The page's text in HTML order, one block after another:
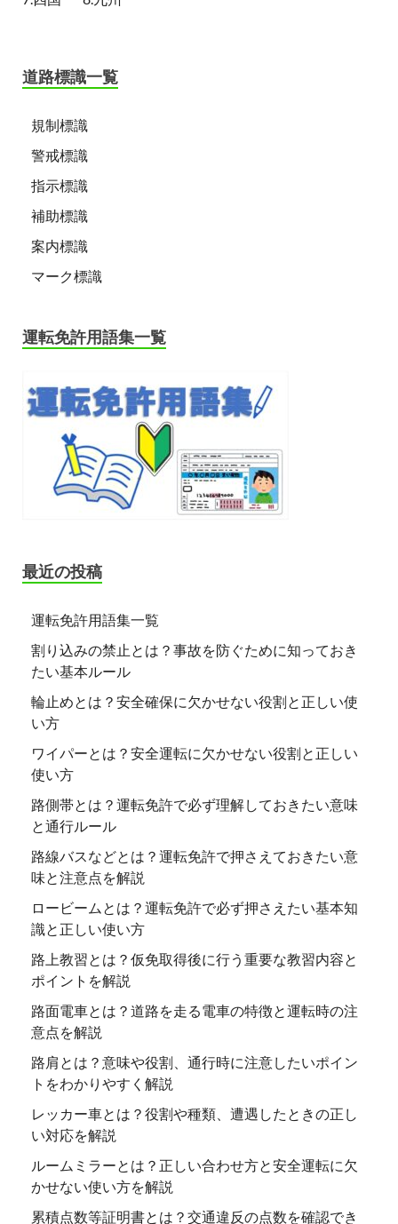
道路標識一覧
規制標識
警戒標識
指示標識
補助標識
案内標識
マーク標識
運転免許用語集一覧
最近の投稿
運転免許用語集一覧
割り込みの禁止とは？事故を防ぐために知っておき
たい基本ルール
輪止めとは？安全確保に欠かせない役割と正しい使
い方
ワイパーとは？安全運転に欠かせない役割と正しい
使い方
路側帯とは？運転免許で必ず理解しておきたい意味
と通行ルール
路線バスなどとは？運転免許で押さえておきたい意
味と注意点を解説
ロービームとは？運転免許で必ず押さえたい基本知
識と正しい使い方
路上教習とは？仮免取得後に行う重要な教習内容と
ポイントを解説
路面電車とは？道路を走る電車の特徴と運転時の注
意点を解説
路肩とは？意味や役割、通行時に注意したいポイン
トをわかりやすく解説
レッカー車とは？役割や種類、遭遇したときの正し
い対応を解説
ルームミラーとは？正しい合わせ方と安全運転に欠
かせない使い方を解説
累積点数等証明書とは？交通違反の点数を確認でき